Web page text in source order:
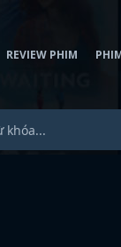
REVIEW PHIM